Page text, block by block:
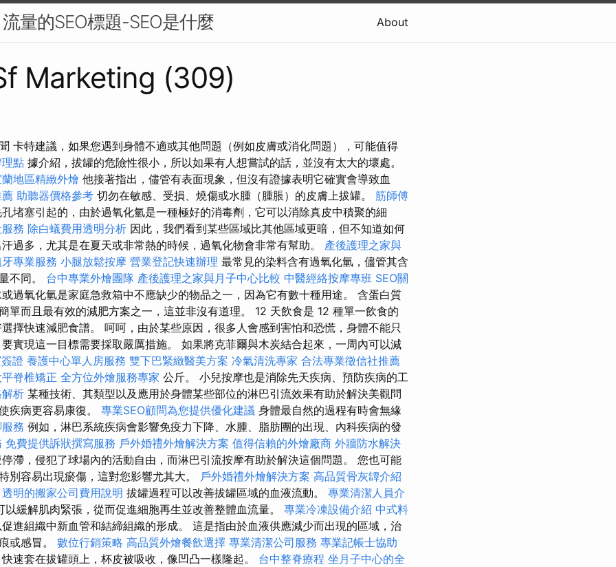
量的SEO標題-SEO是什麼 About
Marketing (309)
卡特建議，如果您遇到身體不適或其他問題（例如皮膚或消化問題），可能值得
點 據介紹，拔罐的危險性很小，所以如果有人想嘗試的話，並沒有太大的壞處。
地區精緻外燴 他接著指出，儘管有表面現象，但沒有證據表明它確實會導致血
助聽器價格參考 切勿在敏感、受損、燒傷或水腫（腫脹）的皮膚上拔罐。 筋師傅
堵塞引起的，由於過氧化氫是一種極好的消毒劑，它可以消除真皮中積聚的細
務 除白蟻費用透明分析 因此，我們看到某些區域比其他區域更暗，但不知道如何
過多，尤其是在夏天或非常熱的時候，過氧化物會非常有幫助。 產後護理之家與
專業服務 小腿放鬆按摩 營業登記快速辦理 最常見的染料含有過氧化氫，儘管其含
不同。 台中專業外燴團隊 產後護理之家與月子中心比較 中醫經絡按摩專班 SEO關
過氧化氫是家庭急救箱中不應缺少的物品之一，因為它有數十種用途。 含蛋白質
單而且最有效的減肥方案之一，這並非沒有道理。 12 天飲食是 12 種單一飲食的
擇快速減肥食譜。 呵呵，由於某些原因，很多人會感到害怕和恐慌，身體不能只
實現這一目標需要採取嚴厲措施。 如果將克菲爾與木炭結合起來，一周內可以減
證 養護中心單人房服務 雙下巴緊緻醫美方案 冷氣清洗專家 合法專業徵信社推薦
平脊椎矯正 全方位外燴服務專家 公斤。 小兒按摩也是消除先天疾病、預防疾病的工
析 某種技術、其類型以及應用於身體某些部位的淋巴引流效果有助於解決美觀問
疾病更容易康復。 專業SEO顧問為您提供優化建議 身體最自然的過程有時會無緣
務 例如，淋巴系統疾病會影響免疫力下降、水腫、脂肪團的出現、內科疾病的發
免費提供訴狀撰寫服務 戶外婚禮外燴解決方案 值得信賴的外燴廠商 外牆防水解決
滯，侵犯了球場內的活動自由，而淋巴引流按摩有助於解決這個問題。 您也可能
別容易出現瘀傷，這對您影響尤其大。 戶外婚禮外燴解決方案 高品質骨灰罈介紹
透明的搬家公司費用說明 拔罐過程可以改善拔罐區域的血液流動。 專業清潔人員介
以緩解肌肉緊張，從而促進細胞再生並改善整體血流量。 專業冷凍設備介紹 中式料
進組織中新血管和結締組織的形成。 這是指由於血液供應減少而出現的區域，治
或感冒。 數位行銷策略 高品質外燴餐飲選擇 專業清潔公司服務 專業記帳士協助
快速套在拔罐頭上，杯皮被吸收，像凹凸一樣隆起。 台中整脊療程 坐月子中心的全